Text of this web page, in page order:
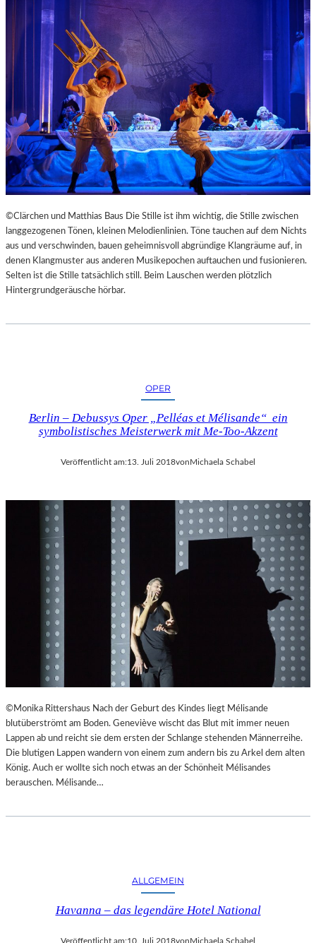
©Clärchen und Matthias Baus Die Stille ist ihm wichtig, die Stille zwischen
langgezogenen Tönen, kleinen Melodienlinien. Töne tauchen auf dem Nichts
aus und verschwinden, bauen geheimnisvoll abgründige Klangräume auf, in
denen Klangmuster aus anderen Musikepochen auftauchen und fusionieren.
Selten ist die Stille tatsächlich still. Beim Lauschen werden plötzlich
Hintergrundgeräusche hörbar.
OPER
Berlin – Debussys Oper „Pelléas et Mélisande“ ein
symbolistisches Meisterwerk mit Me-Too-Akzent
Veröffentlicht am:13. Juli 2018vonMichaela Schabel
©Monika Rittershaus Nach der Geburt des Kindes liegt Mélisande
blutüberströmt am Boden. Geneviève wischt das Blut mit immer neuen
Lappen ab und reicht sie dem ersten der Schlange stehenden Männerreihe.
Die blutigen Lappen wandern von einem zum andern bis zu Arkel dem alten
König. Auch er wollte sich noch etwas an der Schönheit Mélisandes
berauschen. Mélisande…
ALLGEMEIN
Havanna – das legendäre Hotel National
Veröffentlicht am:10. Juli 2018vonMichaela Schabel